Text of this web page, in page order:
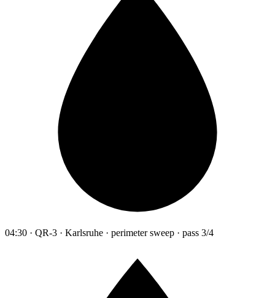
04:30 · QR-3 · Karlsruhe · perimeter sweep · pass 3/4